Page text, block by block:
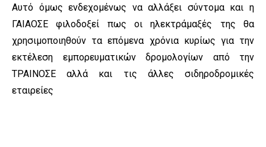
Αυτό όμως ενδεχομένως να αλλάξει σύντομα και η
ΓΑΙΑΟΣΕ φιλοδοξεί πως οι ηλεκτράμαξές της θα
χρησιμοποιηθούν τα επόμενα χρόνια κυρίως για την
εκτέλεση εμπορευματικών δρομολογίων από την
ΤΡΑΙΝΟΣΕ αλλά και τις άλλες σιδηροδρομικές
εταιρείες